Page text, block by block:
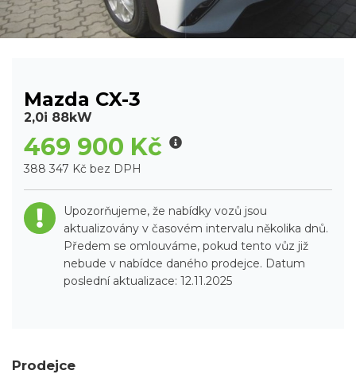
Mazda CX-3
2,0i 88kW
469 900 Kč
388 347 Kč bez DPH
Upozorňujeme, že nabídky vozů jsou
aktualizovány v časovém intervalu několika dnů.
Předem se omlouváme, pokud tento vůz již
nebude v nabídce daného prodejce. Datum
poslední aktualizace: 12.11.2025
Prodejce